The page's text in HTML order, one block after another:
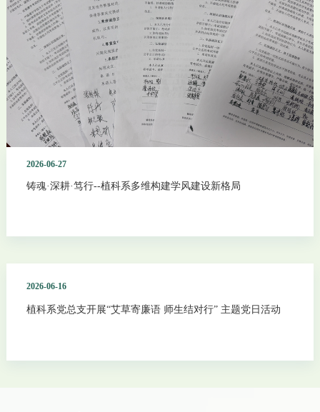
炼本领。党员教师团队成功入选“全国高校黄大年式教师团队”，在国
家级教学成果、科技进步及技能竞赛中屡获佳绩，培养了一大批知农
爱农的高素质技术技能人才。同时，党总支系统打造特色党建品牌矩
阵，推动党建工作与事业发展深度融合，以高质量党建厚植发展根
基，让组织优势真正落地为育人实效、转化为发展动能。此次获评先
进基层党组织，是对植科系党总支整体工作的充分肯定。下一步，植
科系党总支将以此为新起点，持续强化政
2026-06-27
铸魂·深耕·笃行--植科系多维构建学风建设新格局
2026-06-16
植科系党总支开展“艾草寄廉语 师生结对行” 主题党日活动